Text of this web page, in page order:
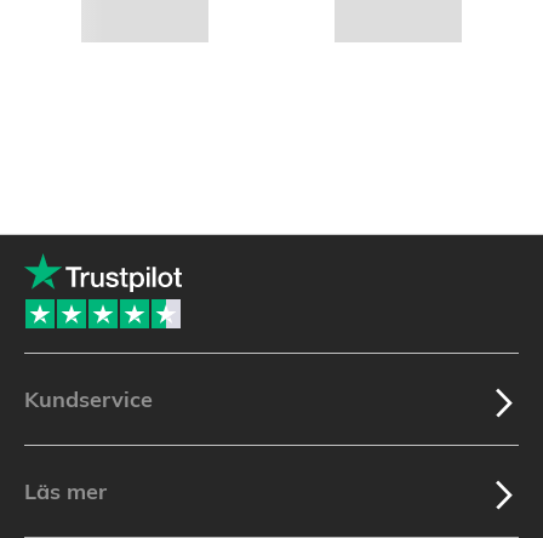
Kundservice
Läs mer